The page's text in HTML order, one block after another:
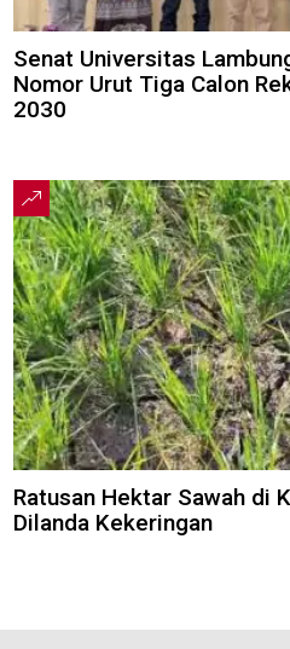
Senat Universitas
Nomor Urut Tiga Calon
2030
Ratusan Hektar Sawah di
Dilanda Kekeringan